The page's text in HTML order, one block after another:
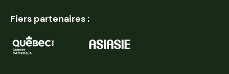
Fiers partenaires :